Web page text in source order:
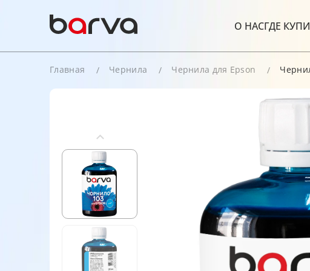
О НАСГДЕ
Главная Чернила Чернила для Epson